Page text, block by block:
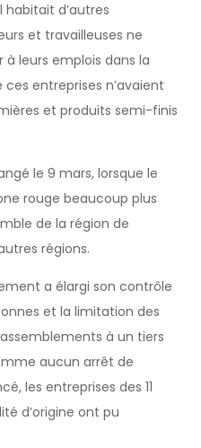
d’autres
et travailleuses ne
leurs emplois dans la
entreprises n’avaient
et produits semi-finis
le 9 mars, lorsque le
rouge beaucoup plus
de la région de
régions.
a élargi son contrôle
et la limitation des
à un tiers
aucun arrêt de
les entreprises des 11
d’origine ont pu